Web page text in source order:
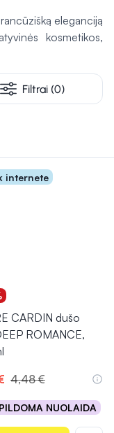
gali
kasdien.
eleganciją
kosmetikos,
Filtrai (0)
internete
CARDIN dušo
ROMANCE,
4,48 €
NUOLAIDA